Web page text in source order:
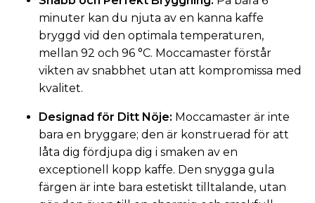
minuter kan du njuta av en kanna kaffe
bryggd vid den optimala temperaturen,
mellan 92 och 96 °C. Moccamaster förstår
vikten av snabbhet utan att kompromissa med
kvalitet.
Designad för Ditt Nöje: Moccamaster är inte
bara en bryggare; den är konstruerad för att
låta dig fördjupa dig i smaken av en
exceptionell kopp kaffe. Den snygga gula
färgen är inte bara estetiskt tilltalande, utan